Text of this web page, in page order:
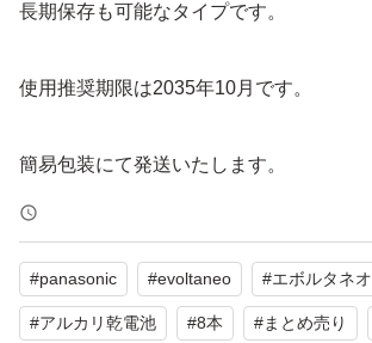
長期保存も可能なタイプです。
使用推奨期限は2035年10月です。
簡易包装にて発送いたします。
#panasonic #evoltaneo #エボルタネオ
#アルカリ乾電池 #8本 #まとめ売り